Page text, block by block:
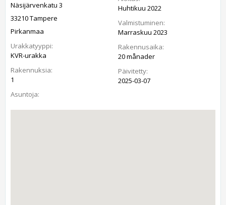
Näsijärvenkatu 3
33210 Tampere
Pirkanmaa
Urakkatyyppi:
KVR-urakka
Rakennuksia:
1
Asuntoja:
Huhtikuu 2022
Valmistuminen:
Marraskuu 2023
Rakennusaika:
20 månader
Päivitetty:
2025-03-07